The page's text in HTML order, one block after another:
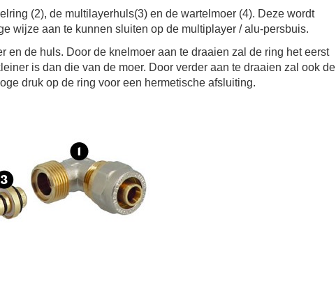
(2), de multilayerhuls(3) en de wartelmoer (4). Deze wordt
wijze aan te kunnen sluiten op de multiplayer / alu-persbuis.
de huls. Door de knelmoer aan te draaien zal de ring het eerst
is dan die van de moer. Door verder aan te draaien zal ook de
druk op de ring voor een hermetische afsluiting.